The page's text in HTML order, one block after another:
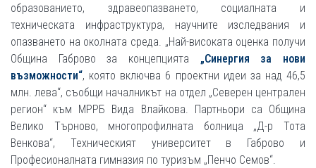
образованието, здравеопазването, социалната и
техническата инфраструктура, научните изследвания и
опазването на околната среда. „Най-високата оценка получи
Община Габрово за концепцията „Синергия за нови
възможности“, която включва 6 проектни идеи за над 46,5
млн. лева“, съобщи началникът на отдел „Северен централен
регион“ към МРРБ Вида Влайкова. Партньори са Община
Велико Търново, многопрофилната болница „Д-р Тота
Венкова“, Техническият университет в Габрово и
Професионалната гимназия по туризъм „Пенчо Семов“.